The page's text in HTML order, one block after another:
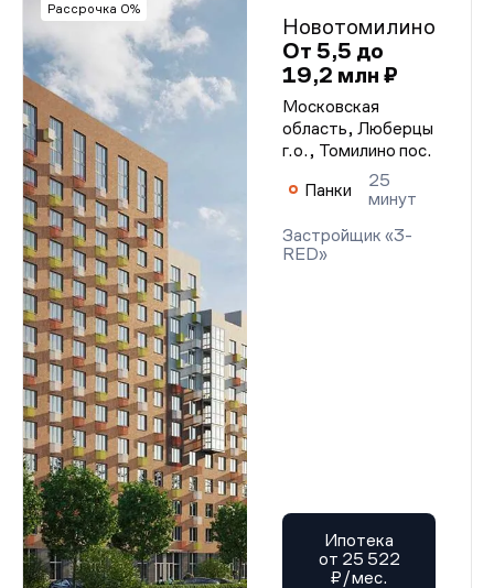
Рассрочка 0%
Новотомилино
От 5,5 до
19,2 млн ₽
Московская
область, Люберцы
г.о., Томилино пос.
Панки
25
минут
Застройщик «3-
RED»
Ипотека
от 25 522
₽/мес.